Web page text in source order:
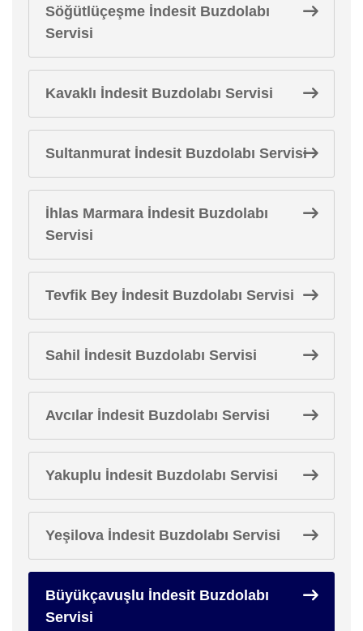
Söğütlüçeşme İndesit Buzdolabı
Servisi
Kavaklı İndesit Buzdolabı Servisi
Sultanmurat İndesit Buzdolabı Servisi
İhlas Marmara İndesit Buzdolabı
Servisi
Tevfik Bey İndesit Buzdolabı Servisi
Sahil İndesit Buzdolabı Servisi
Avcılar İndesit Buzdolabı Servisi
Yakuplu İndesit Buzdolabı Servisi
Yeşilova İndesit Buzdolabı Servisi
Büyükçavuşlu İndesit Buzdolabı
Servisi